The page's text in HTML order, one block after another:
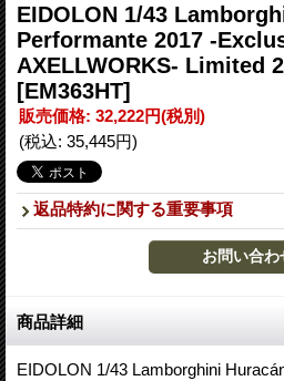
EIDOLON 1/43
Performante 2017 -
AXELLWORKS- Limited
[EM363HT]
販売価格: 32,222円(税別)
(税込: 35,445円)
返品特約に関する重要事項
商品詳細
EIDOLON 1/43 Lamborghini